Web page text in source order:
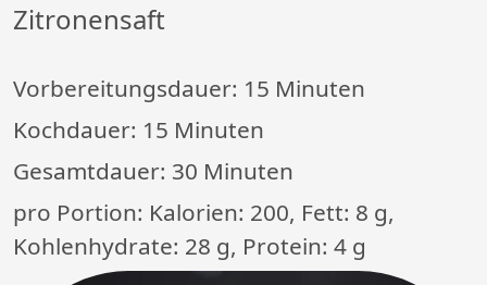
Zitronensaft
Vorbereitungsdauer: 15 Minuten
Kochdauer: 15 Minuten
Gesamtdauer: 30 Minuten
pro Portion: Kalorien: 200, Fett: 8 g,
Kohlenhydrate: 28 g, Protein: 4 g